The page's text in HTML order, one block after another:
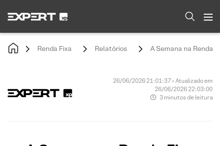
Renda Fixa Relatórios A Semana na Renda
26/06/2026 21:01:37 • Atualizado em
26/06/2026 22:03:00
3 minutos de leitura